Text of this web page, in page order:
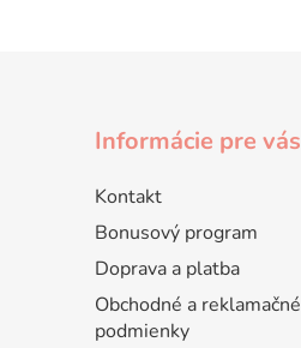
Informácie pre vás
Kontakt
Bonusový program
Doprava a platba
Obchodné a reklamačné
podmienky